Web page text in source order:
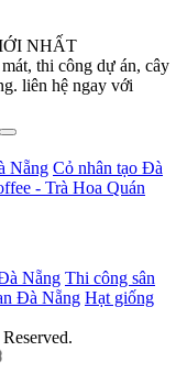
NHẤT
thi công dự án, cây
liên hệ ngay với
Nẵng Cỏ nhân tạo Đà
- Trà Hoa Quán
Nẵng Thi công sân
Đà Nẵng Hạt giống